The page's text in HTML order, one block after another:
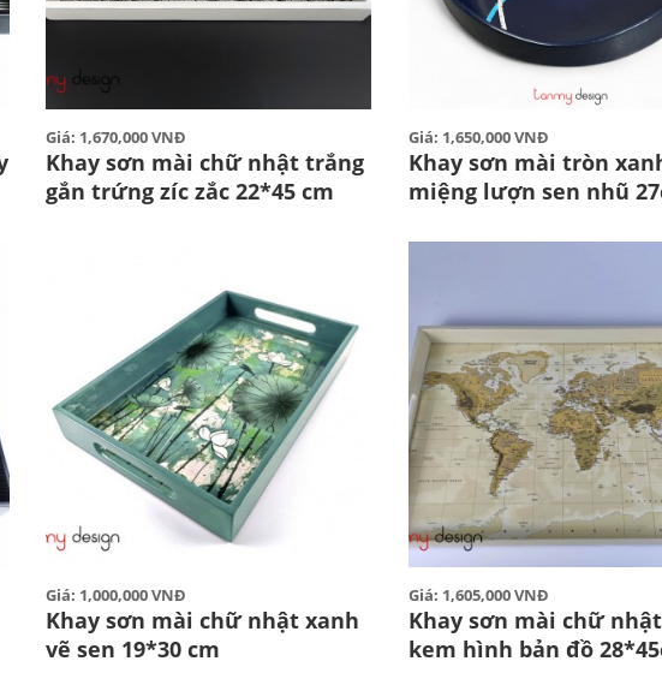
Giá: 1,670,000 VNĐ
Khay sơn mài chữ nhật trắng
gắn trứng zíc zắc 22*45 cm
Giá: 1,650,000 VNĐ
Khay sơn mài tròn
miệng lượn sen nhũ
Giá: 1,000,000 VNĐ
Khay sơn mài chữ nhật xanh
vẽ sen 19*30 cm
Giá: 1,605,000 VNĐ
Khay sơn mài chữ
kem hình bản đồ